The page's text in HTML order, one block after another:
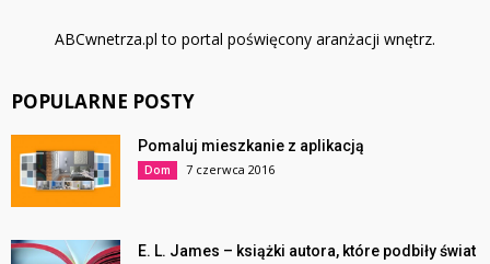
ABCwnetrza.pl to portal poświęcony aranżacji wnętrz.
POPULARNE POSTY
Pomaluj mieszkanie z aplikacją
Dom 7 czerwca 2016
E. L. James – książki autora, które podbiły świat